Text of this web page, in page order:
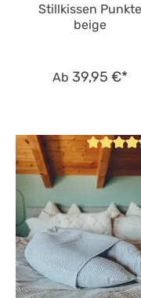
Stillkissen Punkte
beige
Ab 39,95 €*